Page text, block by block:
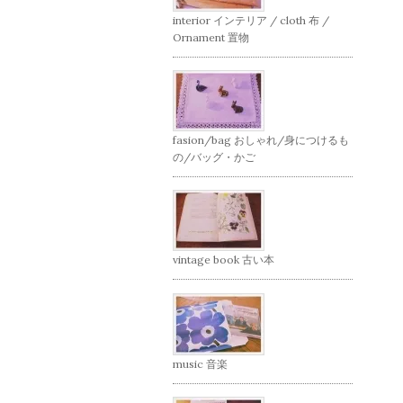
interior インテリア / cloth 布 /
Ornament 置物
fasion/bag おしゃれ/身につけるも
の/バッグ・かご
vintage book 古い本
music 音楽